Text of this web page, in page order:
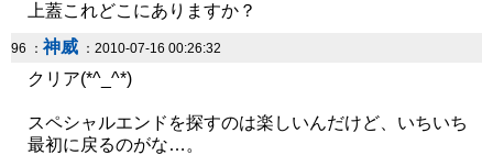
上蓋これどこにありますか？
96 ： 神威 ：2010-07-16 00:26:32
クリア(*^_^*)
スペシャルエンドを探すのは楽しいんだけど、いちいち
最初に戻るのがな…。